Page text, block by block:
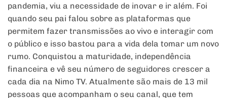
pandemia, viu a necessidade de inovar e ir além. Foi
quando seu pai falou sobre as plataformas que
permitem fazer transmissões ao vivo e interagir com
o público e isso bastou para a vida dela tomar um novo
rumo. Conquistou a maturidade, independência
financeira e vê seu número de seguidores crescer a
cada dia na Nimo TV. Atualmente são mais de 13 mil
pessoas que acompanham o seu canal, que tem